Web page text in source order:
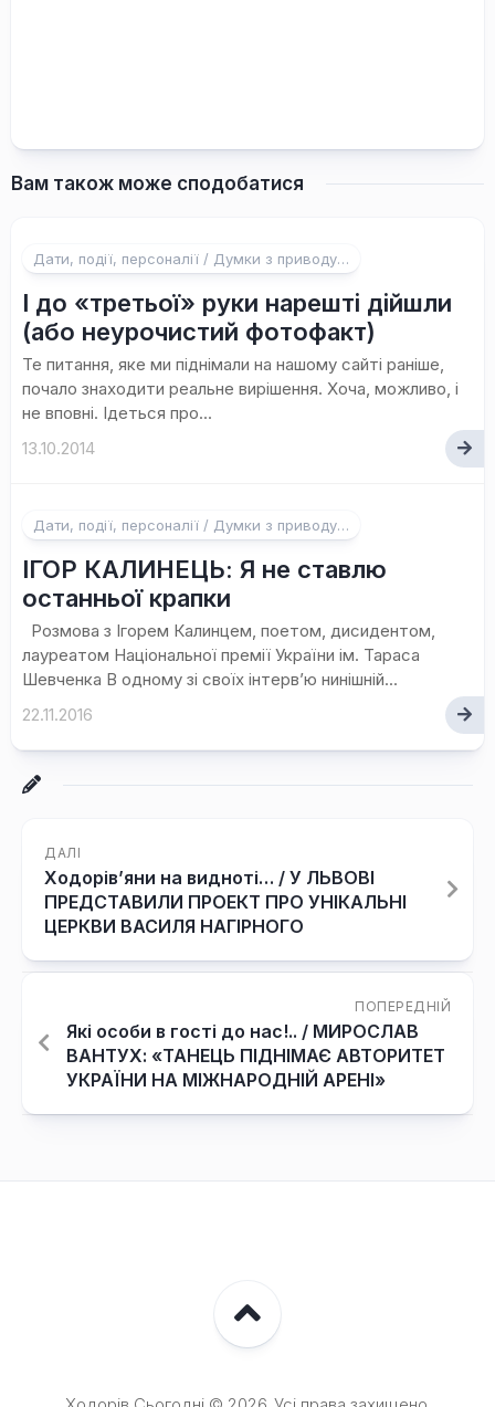
Вам також може сподобатися
Дати, події, персоналії / Думки з приводу…
І до «третьої» руки нарешті дійшли
(або неурочистий фотофакт)
Те питання, яке ми піднімали на нашому сайті раніше,
почало знаходити реальне вирішення. Хоча, можливо, і
не вповні. Ідеться про...
13.10.2014
Дати, події, персоналії / Думки з приводу…
ІГОР КАЛИНЕЦЬ: Я не ставлю
останньої крапки
Розмова з Ігорем Калинцем, поетом, дисидентом,
лауреатом Національної премії України ім. Тараса
Шевченка В одному зі своїх інтерв’ю нинішній...
22.11.2016
ДАЛІ
Ходорів’яни на видноті… / У ЛЬВОВІ
ПРЕДСТАВИЛИ ПРОЕКТ ПРО УНІКАЛЬНІ
ЦЕРКВИ ВАСИЛЯ НАГІРНОГО
ПОПЕРЕДНІЙ
Які особи в гості до нас!.. / МИРОСЛАВ
ВАНТУХ: «ТАНЕЦЬ ПІДНІМАЄ АВТОРИТЕТ
УКРАЇНИ НА МІЖНАРОДНІЙ АРЕНІ»